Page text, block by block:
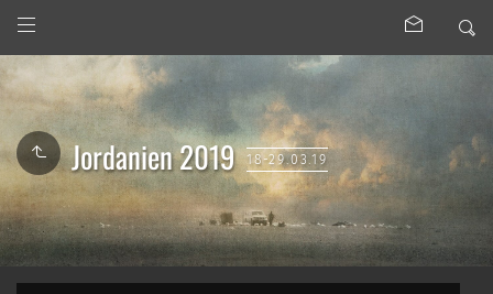
Jordanien 2019 18-29.03.19